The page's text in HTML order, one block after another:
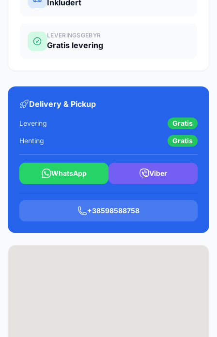
Inkludert
LEVERINGSGEBYR
Gratis levering
Delivery & Pickup
Levering Gratis
Henting Gratis
WhatsApp Viber
+38598588758